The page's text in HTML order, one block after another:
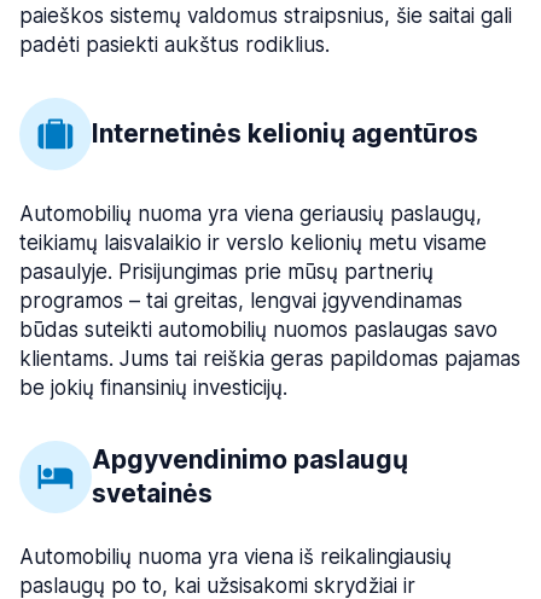
paieškos sistemų valdomus straipsnius, šie saitai gali
padėti pasiekti aukštus rodiklius.
Internetinės kelionių agentūros
Automobilių nuoma yra viena geriausių paslaugų,
teikiamų laisvalaikio ir verslo kelionių metu visame
pasaulyje. Prisijungimas prie mūsų partnerių
programos – tai greitas, lengvai įgyvendinamas
būdas suteikti automobilių nuomos paslaugas savo
klientams. Jums tai reiškia geras papildomas pajamas
be jokių finansinių investicijų.
Apgyvendinimo paslaugų
svetainės
Automobilių nuoma yra viena iš reikalingiausių
paslaugų po to, kai užsisakomi skrydžiai ir